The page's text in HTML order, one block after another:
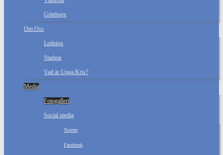
Göteborg
Om Oss
Ledning
Stadgar
Vad är Unga Kris?
Media
Fotogalleri
Social media
Twitter
Facebook